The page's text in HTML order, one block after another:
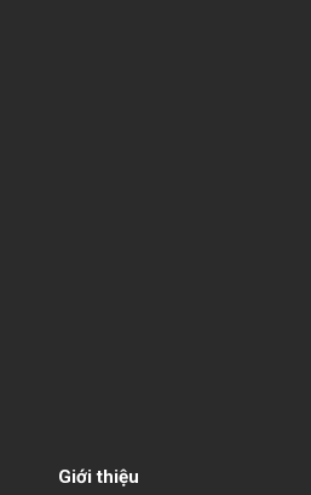
Giới thiệu